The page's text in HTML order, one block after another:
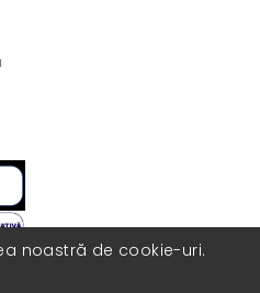
noastră de cookie-uri.